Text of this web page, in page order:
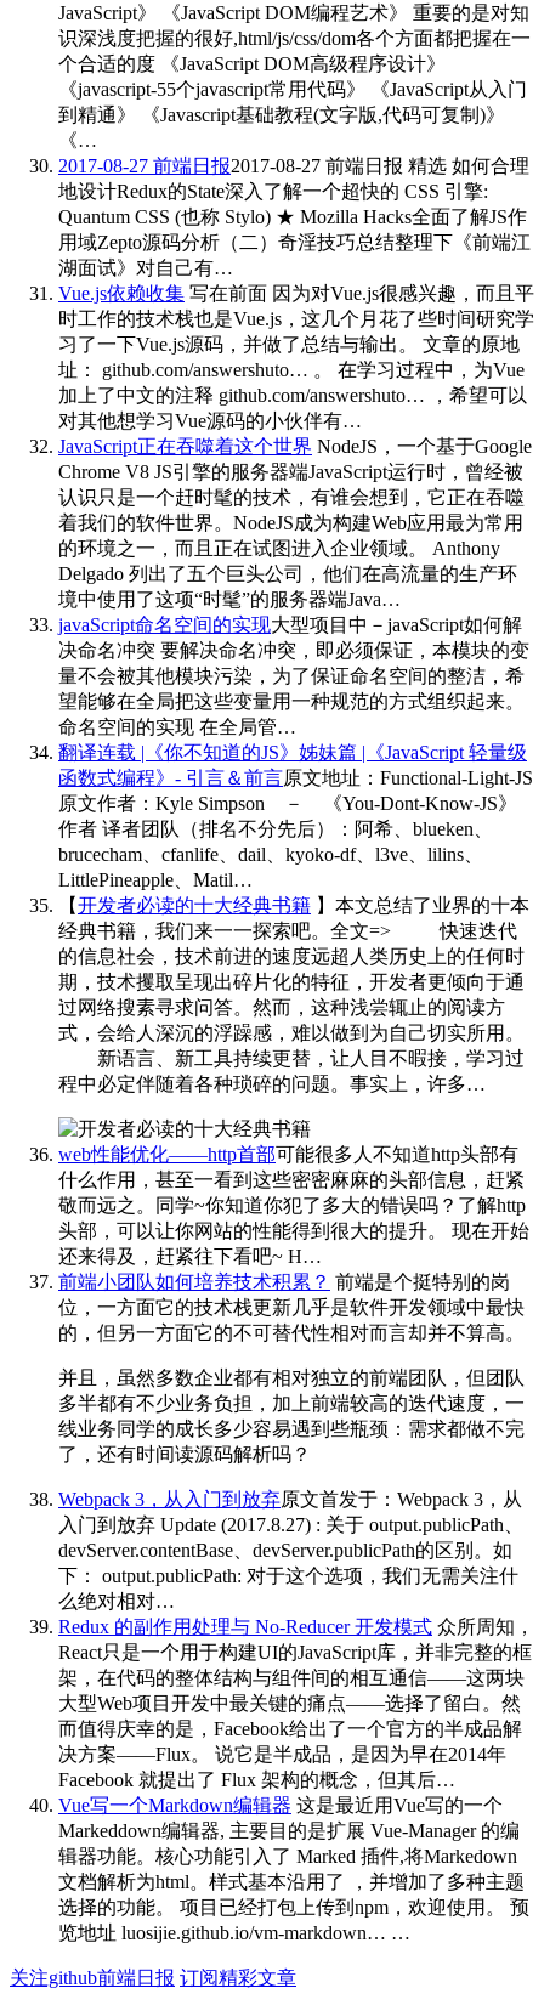
JavaScript》 《JavaScript DOM编程艺术》 重要的是对知
识深浅度把握的很好,html/js/css/dom各个方面都把握在一
个合适的度 《JavaScript DOM高级程序设计》
《javascript-55个javascript常用代码》 《JavaScript从入门
到精通》 《Javascript基础教程(文字版,代码可复制)》
《…
2017-08-27 前端日报2017-08-27 前端日报 精选 如何合理
地设计Redux的State深入了解一个超快的 CSS 引擎:
Quantum CSS (也称 Stylo) ★ Mozilla Hacks全面了解JS作
用域Zepto源码分析（二）奇淫技巧总结整理下《前端江
湖面试》对自己有…
Vue.js依赖收集 写在前面 因为对Vue.js很感兴趣，而且平
时工作的技术栈也是Vue.js，这几个月花了些时间研究学
习了一下Vue.js源码，并做了总结与输出。 文章的原地
址： github.com/answershuto… 。 在学习过程中，为Vue
加上了中文的注释 github.com/answershuto… ，希望可以
对其他想学习Vue源码的小伙伴有…
JavaScript正在吞噬着这个世界 NodeJS，一个基于Google
Chrome V8 JS引擎的服务器端JavaScript运行时，曾经被
认识只是一个赶时髦的技术，有谁会想到，它正在吞噬
着我们的软件世界。NodeJS成为构建Web应用最为常用
的环境之一，而且正在试图进入企业领域。 Anthony
Delgado 列出了五个巨头公司，他们在高流量的生产环
境中使用了这项“时髦”的服务器端Java…
javaScript命名空间的实现大型项目中－javaScript如何解
决命名冲突 要解决命名冲突，即必须保证，本模块的变
量不会被其他模块污染，为了保证命名空间的整洁，希
望能够在全局把这些变量用一种规范的方式组织起来。
命名空间的实现 在全局管…
翻译连载 |《你不知道的JS》姊妹篇 |《JavaScript 轻量级
函数式编程》- 引言＆前言原文地址：Functional-Light-JS
原文作者：Kyle Simpson － 《You-Dont-Know-JS》
作者 译者团队（排名不分先后）：阿希、blueken、
brucecham、cfanlife、dail、kyoko-df、l3ve、lilins、
LittlePineapple、Matil…
【开发者必读的十大经典书籍 】本文总结了业界的十本
经典书籍，我们来一一探索吧。全文=>
快速迭代
的信息社会，技术前进的速度远超人类历史上的任何时
期，技术攫取呈现出碎片化的特征，开发者更倾向于通
过网络搜素寻求问答。然而，这种浅尝辄止的阅读方
式，会给人深沉的浮躁感，难以做到为自己切实所用。
新语言、新工具持续更替，让人目不暇接，学习过
程中必定伴随着各种琐碎的问题。事实上，许多…
web性能优化——http首部可能很多人不知道http头部有
什么作用，甚至一看到这些密密麻麻的头部信息，赶紧
敬而远之。同学~你知道你犯了多大的错误吗？了解http
头部，可以让你网站的性能得到很大的提升。 现在开始
还来得及，赶紧往下看吧~ H…
前端小团队如何培养技术积累？ 前端是个挺特别的岗
位，一方面它的技术栈更新几乎是软件开发领域中最快
的，但另一方面它的不可替代性相对而言却并不算高。
并且，虽然多数企业都有相对独立的前端团队，但团队
多半都有不少业务负担，加上前端较高的迭代速度，一
线业务同学的成长多少容易遇到些瓶颈：需求都做不完
了，还有时间读源码解析吗？
Webpack 3，从入门到放弃原文首发于：Webpack 3，从
入门到放弃 Update (2017.8.27) : 关于 output.publicPath、
devServer.contentBase、devServer.publicPath的区别。如
下： output.publicPath: 对于这个选项，我们无需关注什
么绝对相对…
Redux 的副作用处理与 No-Reducer 开发模式 众所周知，
React只是一个用于构建UI的JavaScript库，并非完整的框
架，在代码的整体结构与组件间的相互通信——这两块
大型Web项目开发中最关键的痛点——选择了留白。然
而值得庆幸的是，Facebook给出了一个官方的半成品解
决方案——Flux。 说它是半成品，是因为早在2014年
Facebook 就提出了 Flux 架构的概念，但其后…
Vue写一个Markdown编辑器 这是最近用Vue写的一个
Markeddown编辑器, 主要目的是扩展 Vue-Manager 的编
辑器功能。核心功能引入了 Marked 插件,将Markedown
文档解析为html。样式基本沿用了 ，并增加了多种主题
选择的功能。 项目已经打包上传到npm，欢迎使用。 预
览地址 luosijie.github.io/vm-markdown… …
关注github前端日报 订阅精彩文章